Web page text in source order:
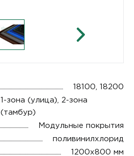
18100, 18200
1-зона (улица), 2-зона
(тамбур)
Модульные покрытия
поливинилхлорид
1200х800 мм